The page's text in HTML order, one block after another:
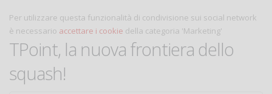
Per utilizzare questa funzionalità di condivisione sui social network
è necessario accettare i cookie della categoria 'Marketing'
TPoint, la nuova frontiera dello
squash!